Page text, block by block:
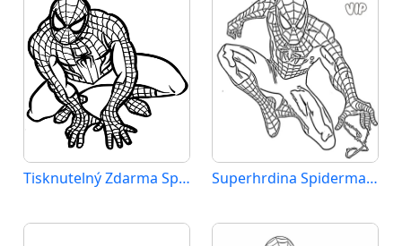
Tisknutelný Zdarma Spiderman Superhrdina Spiderman Marvel